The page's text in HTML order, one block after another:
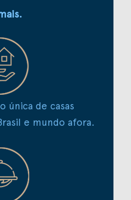
única de casas
e mundo afora.